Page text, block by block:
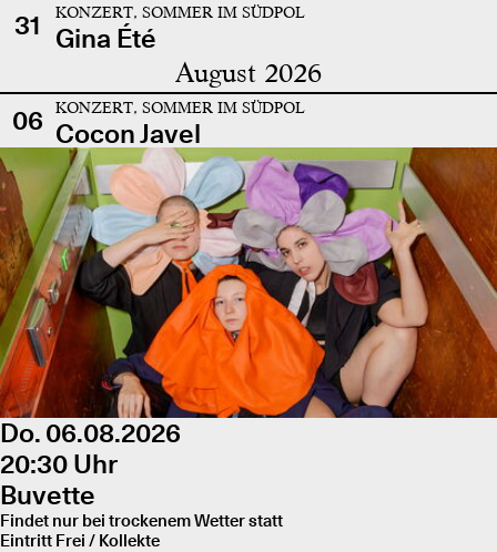
31
KONZERT, SOMMER IM SÜDPOL
Gina Été
August 2026
06 KONZERT, SOMMER IM SÜDPOL
Cocon Javel
Do. 06.08.2026
20:30 Uhr
Buvette
Findet nur bei trockenem Wetter statt
Eintritt Frei / Kollekte